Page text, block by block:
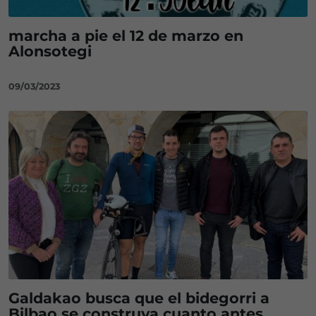
marcha a pie el 12 de marzo en
Alonsotegi
09/03/2023
Galdakao busca que el bidegorri a